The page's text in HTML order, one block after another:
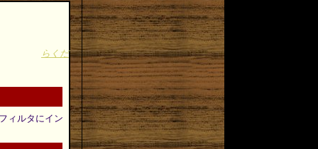
らくだ
ィルタにイン